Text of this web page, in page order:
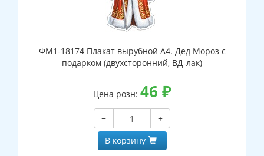
ФМ1-18174 Плакат вырубной А4. Дед Мороз с
подарком (двухсторонний, ВД-лак)
Цена розн: 46 ₽
−
+
В корзину